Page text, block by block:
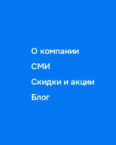
О компании
СМИ
Скидки и акции
Блог